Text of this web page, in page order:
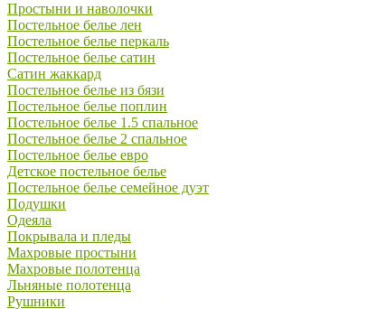
Простыни и наволочки
Постельное белье лен
Постельное белье перкаль
Постельное белье сатин
Сатин жаккард
Постельное белье из бязи
Постельное белье поплин
Постельное белье 1.5 спальное
Постельное белье 2 спальное
Постельное белье евро
Детское постельное белье
Постельное белье семейное дуэт
Подушки
Одеяла
Покрывала и пледы
Махровые простыни
Махровые полотенца
Льняные полотенца
Рушники